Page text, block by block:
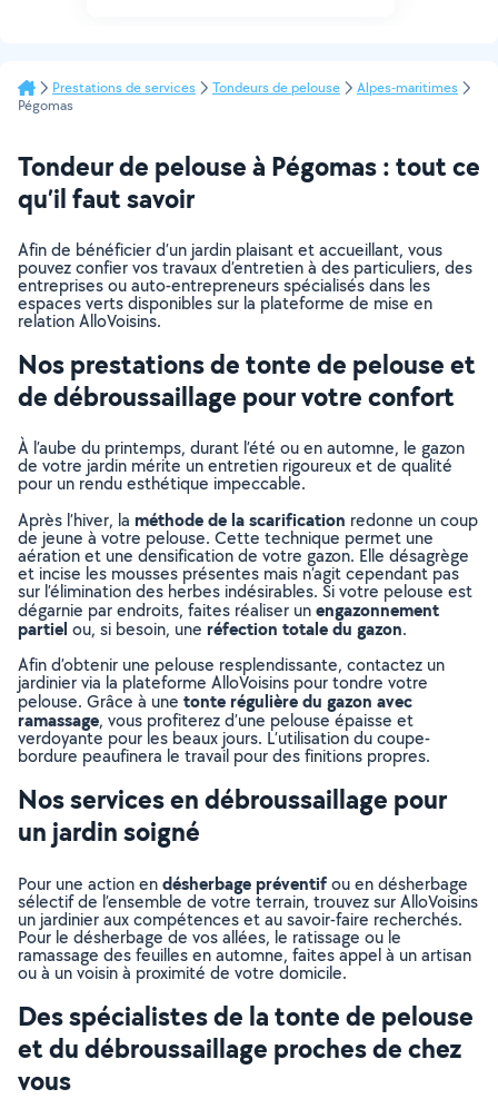
Prestations de services Tondeurs de pelouse
Alpes-maritimes
Pégomas
Tondeur de pelouse à Pégomas : tout ce
qu’il faut savoir
Afin de bénéficier d’un jardin plaisant et accueillant, vous
pouvez confier vos travaux d’entretien à des particuliers, des
entreprises ou auto-entrepreneurs spécialisés dans les
espaces verts disponibles sur la plateforme de mise en
relation AlloVoisins.
Nos prestations de tonte de pelouse et
de débroussaillage pour votre confort
À l’aube du printemps, durant l’été ou en automne, le gazon
de votre jardin mérite un entretien rigoureux et de qualité
pour un rendu esthétique impeccable.
Après l’hiver, la méthode de la scarification redonne un coup
de jeune à votre pelouse. Cette technique permet une
aération et une densification de votre gazon. Elle désagrège
et incise les mousses présentes mais n’agit cependant pas
sur l’élimination des herbes indésirables. Si votre pelouse est
dégarnie par endroits, faites réaliser unengazonnement
partiel ou, si besoin, une réfection totale du gazon.
Afin d’obtenir une pelouse resplendissante, contactez un
jardinier via la plateforme AlloVoisins pour tondre votre
pelouse. Grâce à une tonte régulière du gazon avec
ramassage, vous profiterez d’une pelouse épaisse et
verdoyante pour les beaux jours. L’utilisation du coupe-
bordure peaufinera le travail pour des finitions propres.
Nos services en débroussaillage pour
un jardin soigné
Pour une action endésherbage préventifou en désherbage
sélectif de l’ensemble de votre terrain, trouvez sur AlloVoisins
un jardinier aux compétences et au savoir-faire recherchés.
Pour le désherbage de vos allées, le ratissage ou le
ramassage des feuilles en automne, faites appel à un artisan
ou à un voisin à proximité de votre domicile.
Des spécialistes de la tonte de pelouse
et du débroussaillage proches de chez
vous